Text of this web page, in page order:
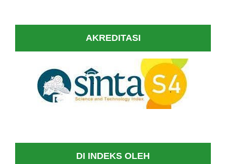
AKREDITASI
DI INDEKS OLEH